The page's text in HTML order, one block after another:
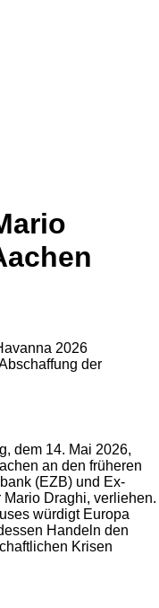
der
dem 14. Mai 2026,
an den früheren
(EZB) und Ex-
Draghi, verliehen.
würdigt Europa
Handeln den
Krisen